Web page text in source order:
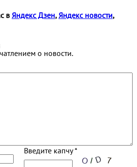
в Яндекс Дзен, Яндекс новости,
о новости.
Введите капчу *